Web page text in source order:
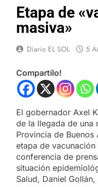
Etapa de
masiva»
Diario EL SOL 5
Compartilo!
El gobernador Axel
de la llegada de una
Provincia de Buenos
etapa de
conferencia de
situación
Salud, Daniel